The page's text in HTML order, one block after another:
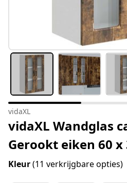
vidaXL
vidaXL Wandglas
Gerookt eiken 60 x
Kleur(11 verkrijgbare opties)